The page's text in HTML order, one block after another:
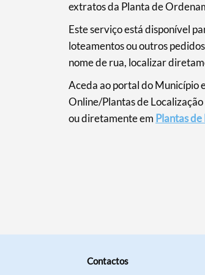
Filtros
extratos da Planta de
Este serviço está disponível
loteamentos ou outros
nome de rua, localizar
Aceda ao portal do Município
Online/Plantas de Localização
ou diretamente em Plantas
Contactos